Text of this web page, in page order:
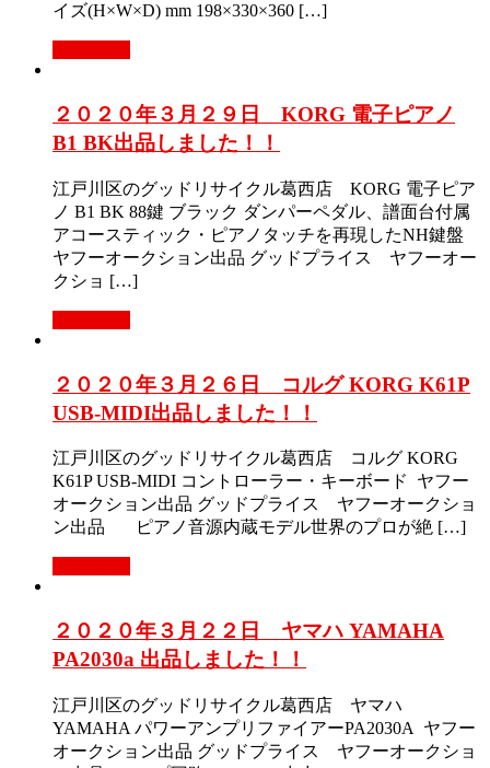
イズ(H×W×D) mm 198×330×360 […]
２０２０年３月２９日 KORG 電子ピアノ
B1 BK出品しました！！
江戸川区のグッドリサイクル葛西店 KORG 電子ピア
ノ B1 BK 88鍵 ブラック ダンパーペダル、譜面台付属
アコースティック・ピアノタッチを再現したNH鍵盤
ヤフーオークション出品 グッドプライス ヤフーオー
クショ […]
２０２０年３月２６日 コルグ KORG K61P
USB-MIDI出品しました！！
江戸川区のグッドリサイクル葛西店 コルグ KORG
K61P USB-MIDI コントローラー・キーボード ヤフー
オークション出品 グッドプライス ヤフーオークショ
ン出品 ピアノ音源内蔵モデル世界のプロが絶 […]
２０２０年３月２２日 ヤマハ YAMAHA
PA2030a 出品しました！！
江戸川区のグッドリサイクル葛西店 ヤマハ
YAMAHA パワーアンプリファイアーPA2030A ヤフー
オークション出品 グッドプライス ヤフーオークショ